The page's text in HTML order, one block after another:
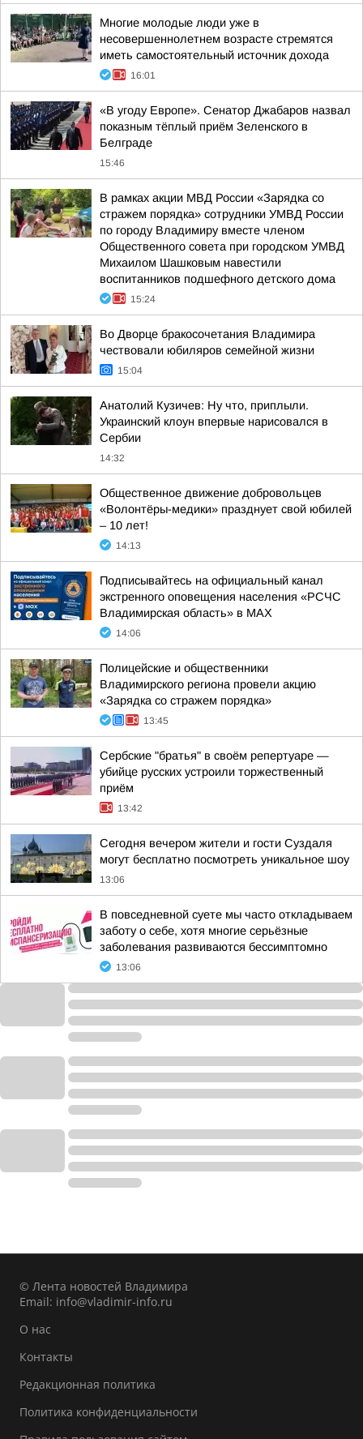
Многие молодые люди уже в
несовершеннолетнем возрасте стремятся
иметь самостоятельный источник дохода
16:01
«В угоду Европе». Сенатор Джабаров назвал
показным тёплый приём Зеленского в
Белграде
15:46
В рамках акции МВД России «Зарядка со
стражем порядка» сотрудники УМВД России
по городу Владимиру вместе членом
Общественного совета при городском УМВД
Михаилом Шашковым навестили
воспитанников подшефного детского дома
15:24
Во Дворце бракосочетания Владимира
чествовали юбиляров семейной жизни
15:04
Анатолий Кузичев: Ну что, приплыли.
Украинский клоун впервые нарисовался в
Сербии
14:32
Общественное движение добровольцев
«Волонтёры-медики» празднует свой юбилей
– 10 лет!
14:13
Подписывайтесь на официальный канал
экстренного оповещения населения «РСЧС
Владимирская область» в МАХ
14:06
Полицейские и общественники
Владимирского региона провели акцию
«Зарядка со стражем порядка»
13:45
Сербские "братья" в своём репертуаре —
убийце русских устроили торжественный
приём
13:42
Сегодня вечером жители и гости Суздаля
могут бесплатно посмотреть уникальное шоу
13:06
В повседневной суете мы часто откладываем
заботу о себе, хотя многие серьёзные
заболевания развиваются бессимптомно
13:06
© Лента новостей Владимира
Email: info@vladimir-info.ru
О нас
Контакты
Редакционная политика
Политика конфиденциальности